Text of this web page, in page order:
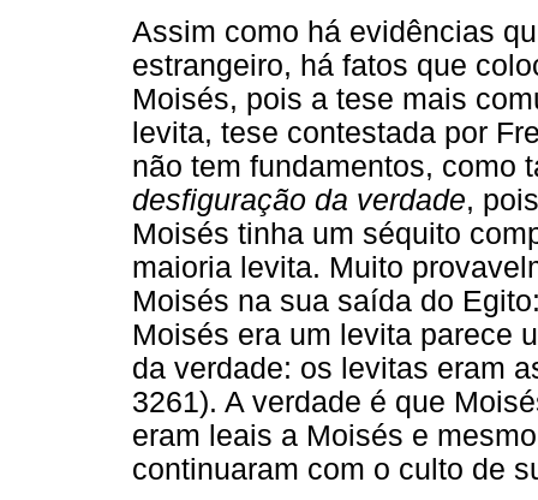
Assim como há evidências
estrangeiro, há fatos que
Moisés, pois a tese mais
levita, tese contestada por
não tem fundamentos, como
desfiguração da verdade,
Moisés tinha um séquito
maioria levita. Muito
Moisés na sua saída do
Moisés era um levita parece
da verdade: os levitas eram
3261). A verdade é que
eram leais a Moisés e
continuaram com o culto de